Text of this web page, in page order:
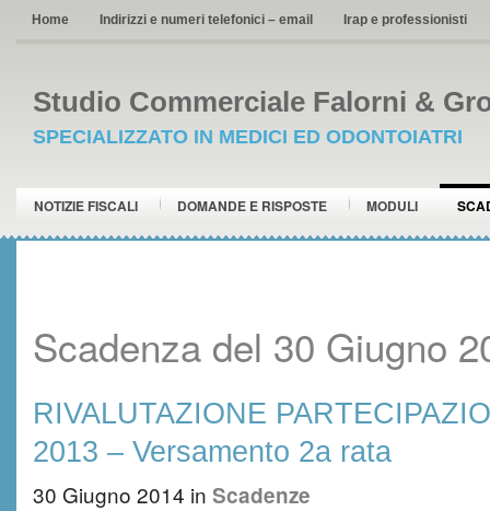
Home Indirizzi e numeri telefonici – email Irap e professionisti
Studio Commerciale Falorni &
SPECIALIZZATO IN MEDICI ED ODONTOIATRI
NOTIZIE FISCALI DOMANDE E RISPOSTE MODULI
Scadenza del 30 Giugno
RIVALUTAZIONE
2013 – Versamento 2a rata
30 Giugno 2014 in Scadenze